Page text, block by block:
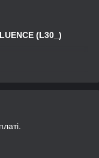
(L30_)